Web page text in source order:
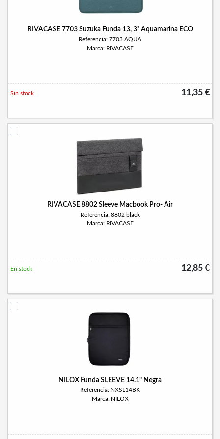
RIVACASE 7703 Suzuka Funda 13, 3" Aquamarina ECO
Referencia: 7703 AQUA
Marca: RIVACASE
11,35 €
Sin stock
RIVACASE 8802 Sleeve Macbook Pro- Air
Referencia: 8802 black
Marca: RIVACASE
12,85 €
En stock
NILOX Funda SLEEVE 14.1" Negra
Referencia: NXSL14BK
Marca: NILOX